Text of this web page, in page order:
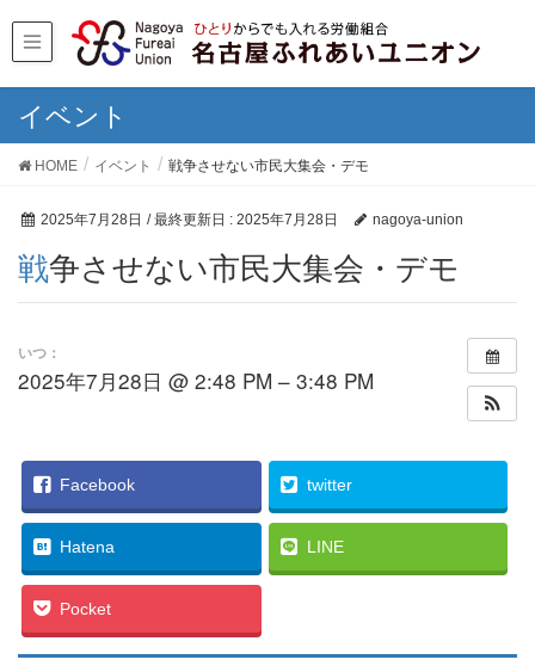
イベント
HOME イベント 戦争させない市民大集会・デモ
2025年7月28日 / 最終更新日 : 2025年7月28日 nagoya-union
戦争させない市民大集会・デモ
いつ：
2025年7月28日 @ 2:48 PM – 3:48 PM
Facebook twitter
Hatena LINE
Pocket